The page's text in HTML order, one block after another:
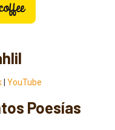
YouTube
Poesías